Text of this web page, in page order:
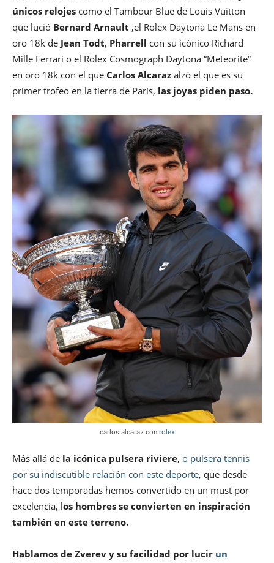
únicos relojes como el Tambour Blue de Louis Vuitton
que lució Bernard Arnault ,el Rolex Daytona Le Mans en
oro 18k de Jean Todt, Pharrell con su icónico Richard
Mille Ferrari o el Rolex Cosmograph Daytona “Meteorite”
en oro 18k con el que Carlos Alcaraz alzó el que es su
primer trofeo en la tierra de París, las joyas piden paso.
carlos alcaraz con rolex
Más allá de la icónica pulsera riviere, o pulsera tennis
por su indiscutible relación con este deporte, que desde
hace dos temporadas hemos convertido en un must por
excelencia, los hombres se convierten en inspiración
también en este terreno.
Hablamos de Zverev y su facilidad por lucir un